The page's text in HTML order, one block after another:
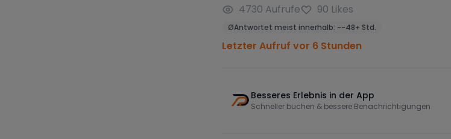
4730 Aufrufe 90 Likes
ØAntwortet meist innerhalb: ~~48+ Std.
Letzter Aufruf vor 6 Stunden
Besseres Erlebnis in der App
Schneller buchen & bessere Benachrichtigungen